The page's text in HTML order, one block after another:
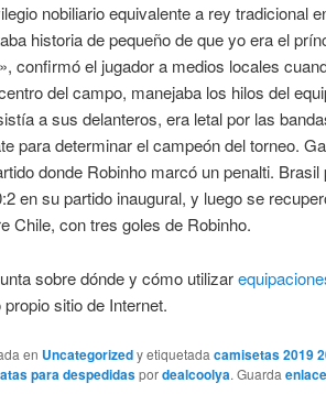
nobiliario equivalente a rey tradicional
historia de pequeño de que yo era el
confirmó el jugador a medios locales
del campo, manejaba los hilos del
a sus delanteros, era letal por las
para determinar el campeón del torneo.
donde Robinho marcó un penalti.
en su partido inaugural, y luego se
Chile, con tres goles de Robinho.
sobre dónde y cómo utilizar
sitio de Internet.
en Uncategorizedy etiquetada camisetas 2019
para despedidaspordealcoolya. Guarda